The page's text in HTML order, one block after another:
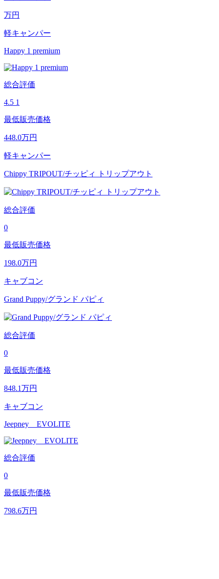
万円
軽キャンパー
Happy 1 premium
総合評価
4.5 1
最低販売価格
448.0万円
軽キャンパー
Chippy TRIPOUT/チッピィ トリップアウト
総合評価
0
最低販売価格
198.0万円
キャブコン
Grand Puppy/グランド パピィ
総合評価
0
最低販売価格
848.1万円
キャブコン
Jeepney EVOLITE
総合評価
0
最低販売価格
798.6万円